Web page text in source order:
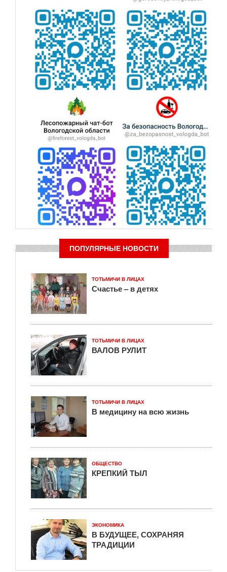
ПОПУЛЯРНЫЕ НОВОСТИ
ТОТЬМИЧИ В ЛИЦАХ
Счастье – в детях
ТОТЬМИЧИ В ЛИЦАХ
ВАЛОВ РУЛИТ
ТОТЬМИЧИ В ЛИЦАХ
В медицину на всю жизнь
ОБЩЕСТВО
КРЕПКИЙ ТЫЛ
ЭКОНОМИКА
В БУДУЩЕЕ, СОХРАНЯЯ
ТРАДИЦИИ